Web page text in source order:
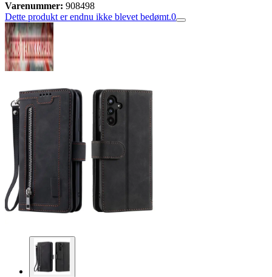
Varenummer: 908498
Dette produkt er endnu ikke blevet bedømt.0